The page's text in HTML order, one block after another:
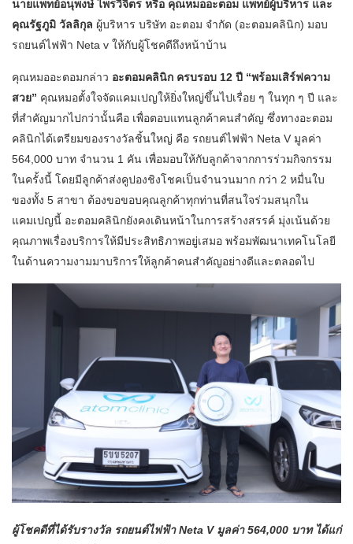
นายแพทย์อนุพงษ์ ไพรวิจิตร หรือ คุณหมออะตอม แพทย์ผู้บริหาร และ
คุณรัฐภูมิ วัลลิกุล ผู้บริหาร บริษัท อะตอม จำกัด (อะตอมคลินิก) มอบ
รถยนต์ไฟฟ้า Neta v ให้กับผู้โชคดีถึงหน้าบ้าน
คุณหมออะตอมกล่าว อะตอมคลินิก ครบรอบ 12 ปี “พร้อมเสิร์ฟความ
สวย” คุณหมอตั้งใจจัดแคมเปญให้ยิ่งใหญ่ขึ้นไปเรื่อย ๆ ในทุก ๆ ปี และ
ที่สำคัญมากไปกว่านั้นคือ เพื่อตอบแทนลูกค้าคนสำคัญ ซึ่งทางอะตอม
คลินิกได้เตรียมของรางวัลชิ้นใหญ่ คือ รถยนต์ไฟฟ้า Neta V มูลค่า
564,000 บาท จำนวน 1 คัน เพื่อมอบให้กับลูกค้าจากการร่วมกิจกรรม
ในครั้งนี้ โดยมีลูกค้าส่งคูปองชิงโชคเป็นจำนวนมาก กว่า 2 หมื่นใบ
ของทั้ง 5 สาขา ต้องขอขอบคุณลูกค้าทุกท่านที่สนใจร่วมสนุกใน
แคมเปญนี้ อะตอมคลินิกยังคงเดินหน้าในการสร้างสรรค์ มุ่งเน้นด้วย
คุณภาพเรื่องบริการให้มีประสิทธิภาพอยู่เสมอ พร้อมพัฒนาเทคโนโลยี
ในด้านความงามมาบริการให้ลูกค้าคนสำคัญอย่างดีและตลอดไป
ผู้โชคดีที่ได้รับรางวัล รถยนต์ไฟฟ้า Neta V มูลค่า 564,000 บาท ได้แก่